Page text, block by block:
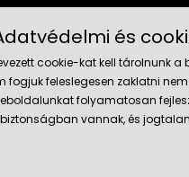
és
cookie-kat kell tárolnunk
feleslegesen zaklatni
folyamatosan
vannak, és